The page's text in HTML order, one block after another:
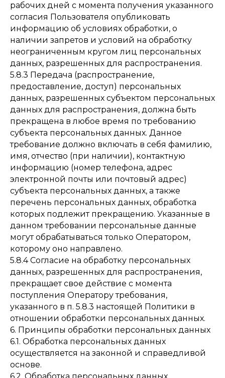
рабочих дней с момента получения указанного
согласия Пользователя опубликовать
информацию об условиях обработки, о
наличии запретов и условий на обработку
неограниченным кругом лиц персональных
данных, разрешенных для распространения.
5.8.3 Передача (распространение,
предоставление, доступ) персональных
данных, разрешенных субъектом персональных
данных для распространения, должна быть
прекращена в любое время по требованию
субъекта персональных данных. Данное
требование должно включать в себя фамилию,
имя, отчество (при наличии), контактную
информацию (номер телефона, адрес
электронной почты или почтовый адрес)
субъекта персональных данных, а также
перечень персональных данных, обработка
которых подлежит прекращению. Указанные в
данном требовании персональные данные
могут обрабатываться только Оператором,
которому оно направлено.
5.8.4 Согласие на обработку персональных
данных, разрешенных для распространения,
прекращает свое действие с момента
поступления Оператору требования,
указанного в п. 5.8.3 настоящей Политики в
отношении обработки персональных данных.
6. Принципы обработки персональных данных
6.1. Обработка персональных данных
осуществляется на законной и справедливой
основе.